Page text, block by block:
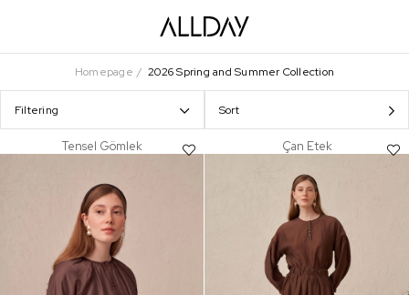
Homepage 2026 Spring and Summer Collection
Filtering Sort
Tensel Gömlek Çan Etek